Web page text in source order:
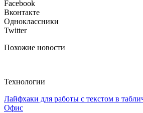
Facebook
Вконтакте
Одноклассники
Twitter
Похожие новости
Технологии
Лайфхаки для работы с текстом в
Офис